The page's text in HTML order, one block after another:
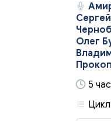
Олег
5
Цикл